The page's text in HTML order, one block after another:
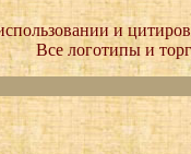
и
Все логотипы и